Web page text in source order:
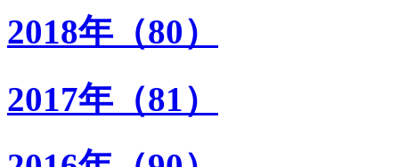
2018年（80）
2017年（81）